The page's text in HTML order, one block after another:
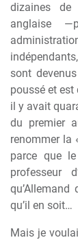
dizaines de
anglaise
sont
poussé et
il y avait
du premier
renommer la
parce que
professeur
qu’Allemand
qu’il en soit…
Mais je